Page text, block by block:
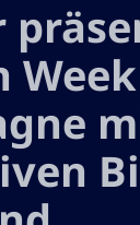
Week